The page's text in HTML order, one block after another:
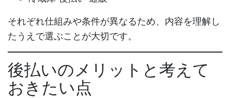
それぞれ仕組みや条件が異なるため、内容を理解し
たうえで選ぶことが大切です。
後払いのメリットと考えて
おきたい点